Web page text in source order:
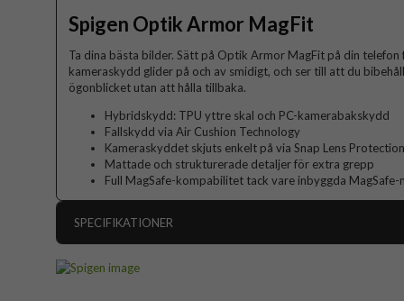
Spigen Optik Armor MagFit
Ta dina bästa bilder. Sätt på Optik Armor MagFit på din telefon
kameraskydd glider på och av smidigt, och ser till att du
ögonblicket utan att hålla tillbaka.
Hybridskydd: TPU yttre skal och PC-kamerabakskydd
Fallskydd via Air Cushion Technology
Kameraskyddet skjuts enkelt på via Snap Lens
Mattade och strukturerade detaljer för extra grepp
Full MagSafe-kompabilitet tack vare inbyggda MagSafe-
SPECIFIKATIONER